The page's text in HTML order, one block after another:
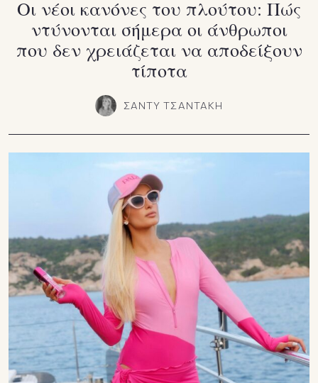
Οι νέοι κανόνες του πλούτου: Πώς
ντύνονται σήμερα οι άνθρωποι
που δεν χρειάζεται να αποδείξουν
τίποτα
ΣΑΝΤΥ ΤΣΑΝΤΑΚΗ